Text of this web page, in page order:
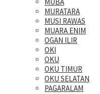
MURATARA
MUSI RAWAS
MUARA ENIM
OGAN ILIR
OKI
OKU
OKU TIMUR
OKU SELATAN
PAGARALAM